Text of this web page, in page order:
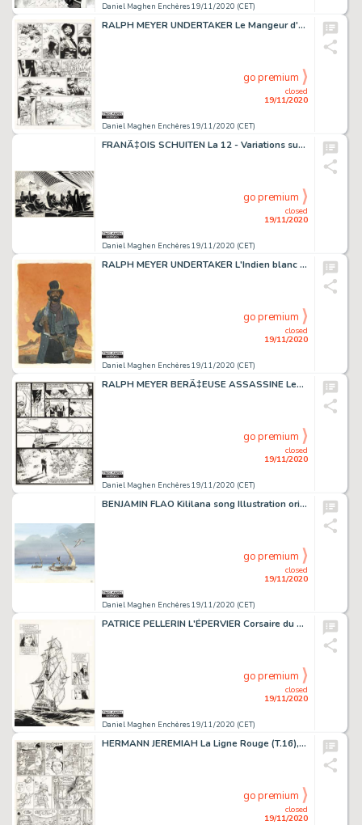
Daniel Maghen Enchères 19/11/2020 (CET)
RALPH MEYER UNDERTAKER Le Mangeur d'or (T.1), Dargaud 2015 Planche originale n°3....
Daniel Maghen Enchères 19/11/2020 (CET)
closed
19/11/2020
go premium
FRANÃ‡OIS SCHUITEN La 12 - Variations sur l'Atlantique, illustration originale. Encre...
Daniel Maghen Enchères 19/11/2020 (CET)
closed
19/11/2020
go premium
RALPH MEYER UNDERTAKER L'Indien blanc (T.5), Dargaud 2019 Un livre et un fusil, illustration...
Daniel Maghen Enchères 19/11/2020 (CET)
closed
19/11/2020
go premium
RALPH MEYER BERÃ‡EUSE ASSASSINE Les Jambes de Martha (T.2), Dargaud 1999 Planche originale...
Daniel Maghen Enchères 19/11/2020 (CET)
closed
19/11/2020
go premium
BENJAMIN FLAO Kililana song Illustration originale réalisée en 2020. Signée. Aquarelle...
Daniel Maghen Enchères 19/11/2020 (CET)
closed
19/11/2020
go premium
PATRICE PELLERIN L'ÉPERVIER Corsaire du Roy (T.8), Quadrants 2012 Planche originale...
Daniel Maghen Enchères 19/11/2020 (CET)
closed
19/11/2020
go premium
HERMANN JEREMIAH La Ligne Rouge (T.16), Dupuis 1992 Planche originale n° 7. Encre...
closed
19/11/2020
go premium